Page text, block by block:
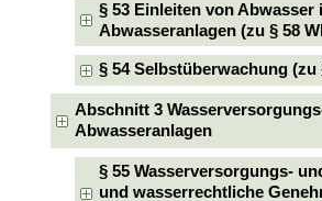
§ 53 Einleiten von Abwasser
Abwasseranlagen (zu § 58
§ 54 Selbstüberwachung (zu
Abschnitt 3
Abwasseranlagen
§ 55 Wasserversorgungs-
und wasserrechtliche